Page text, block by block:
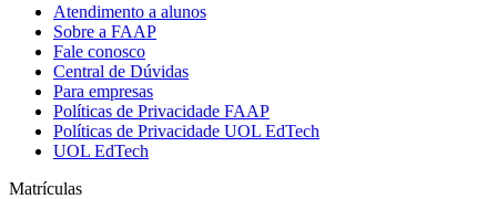
Atendimento a alunos
Sobre a FAAP
Fale conosco
Central de Dúvidas
Para empresas
Políticas de Privacidade FAAP
Políticas de Privacidade UOL EdTech
UOL EdTech
Matrículas